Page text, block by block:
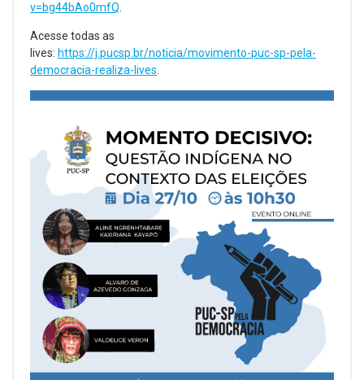
v=bg44bAo0mfQ
Acesse todas as
lives: https://j.pucsp.br/noticia/movimento-puc-sp-pela-
democracia-realiza-lives